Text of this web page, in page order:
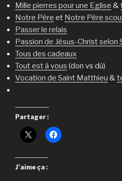
Mille pierres pour une Eglise &
Notre Père et Notre Père
Passer le relais
Passion de Jésus-Christ selon
Tous des cadeaux
Tout est à vous (don vs dû)
Vocation de Saint Matthieu &
Partager :
J’aime ça :